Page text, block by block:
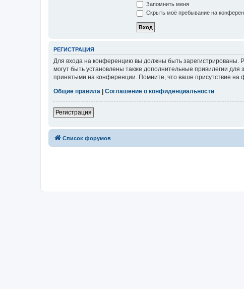
Запомнить меня
Скрыть моё пребывание на
РЕГИСТРАЦИЯ
Для входа на конференцию вы должны быть зарегистрированы.
могут быть установлены также дополнительные привилегии
принятыми на конференции. Помните, что ваше присутствие на
Общие правила
Соглашение о конфиденциальности
Регистрация
Список форумов